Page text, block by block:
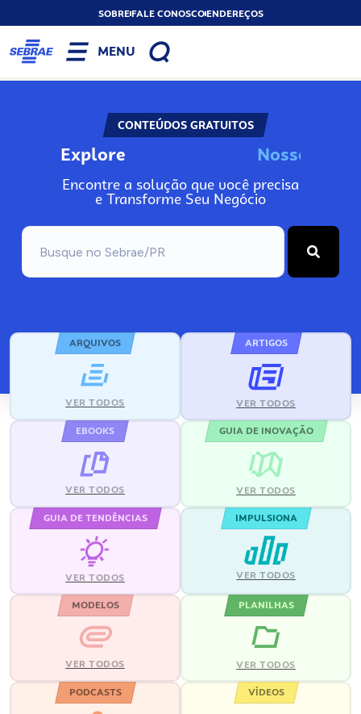
SOBREFALE CONOSCOENDEREÇOS
MENU
CONTEÚDOS GRATUITOS
Explore No
Encontre a solução que você precisa
e Transforme Seu Negócio
ARQUIVOS
VER TODOS
ARTIGOS
VER TODOS
EBOOKS
VER TODOS
GUIA DE INOVAÇÃO
VER TODOS
GUIA DE TENDÊNCIAS
VER TODOS
IMPULSIONA
VER TODOS
MODELOS
VER TODOS
PLANILHAS
VER TODOS
PODCASTS VÍDEOS